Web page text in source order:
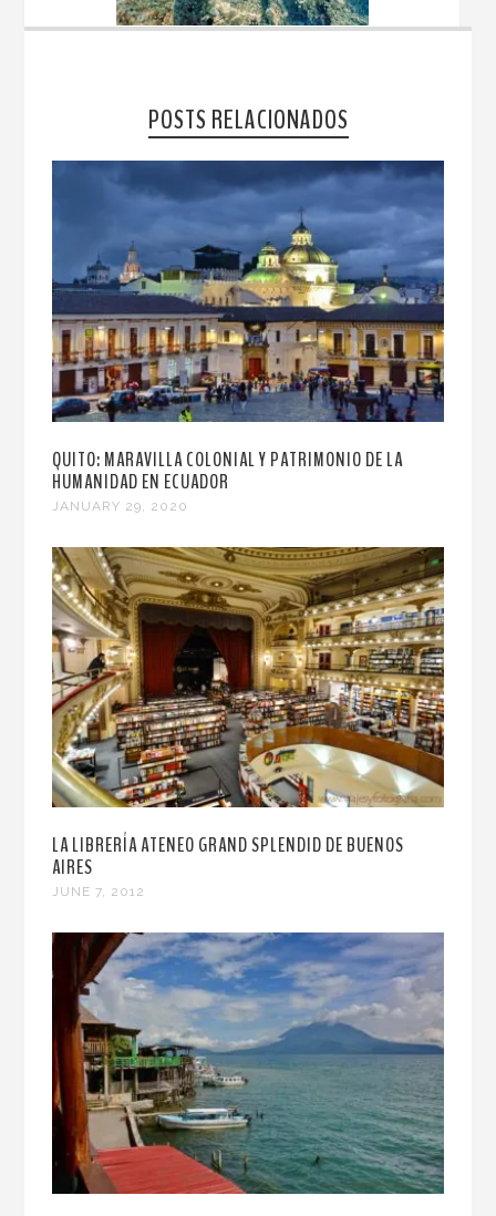
POSTS RELACIONADOS
QUITO: MARAVILLA COLONIAL Y PATRIMONIO DE LA
HUMANIDAD EN ECUADOR
JANUARY 29, 2020
LA LIBRERÍA ATENEO GRAND SPLENDID DE BUENOS
AIRES
JUNE 7, 2012